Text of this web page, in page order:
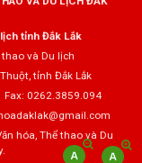
tỉnh Đắk Lắk
thao và Du lịch
tỉnh Đắk Lắk
0262.3859.094
hóa, Thể thao và Du